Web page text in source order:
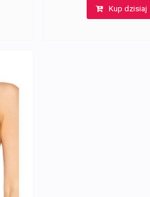
wynosiła:
Kup dzisiaj